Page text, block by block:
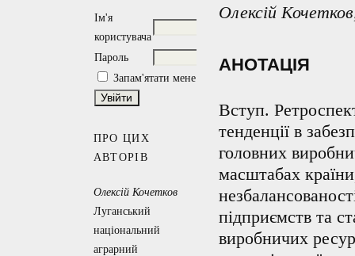
Ім'я
користувача
Пароль
Запам'ятати мене
ПРО ЦИХ
АВТОРІВ
Олексій Кочетков
Луганський
національний
аграрний
Олексій
АНОТАЦІЯ
Вступ.
тенденції в
головних
масштабах
підприємств та
виробничих